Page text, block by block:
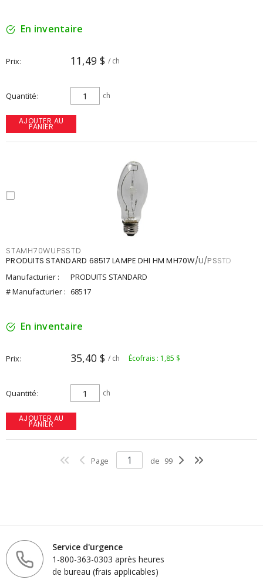
En inventaire
Prix 11,49 $ / ch
Quantité ch
AJOUTER AU
PANIER
STAMH70WUPSSTD
PRODUITS STANDARD 68517 LAMPE DHI HM MH70W/U/PSSTD
Manufacturier :
PRODUITS STANDARD
# Manufacturier : 68517
En inventaire
Prix 35,40 $ / ch Écofrais : 1,85 $
Quantité ch
AJOUTER AU
PANIER
Page de 99
Service d'urgence
1-800-363-0303 après heures
de bureau (frais applicables)